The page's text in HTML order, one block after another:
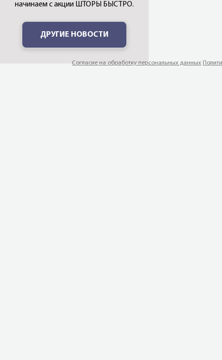
начинаем с акции ШТОРЫ БЫСТРО.
ДРУГИЕ НОВОСТИ
Согласие на обработку персональных данных